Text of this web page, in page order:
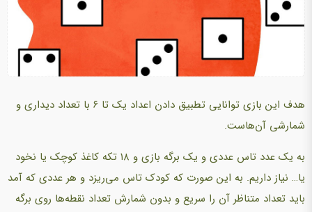
هدف این بازی توانایی تطبیق دادن اعداد یک تا ۶ با تعداد دیداری و
شمارشی آن‌هاست.
به یک عدد تاس عددی و یک برگه بازی و ۱۸ تکه کاغذ کوچک یا نخود
یا… نیاز داریم. به این صورت که کودک تاس می‌ریزد و هر عددی که آمد
باید تعداد متناظر آن را سریع و بدون شمارش تعداد نقطه‌ها روی برگه